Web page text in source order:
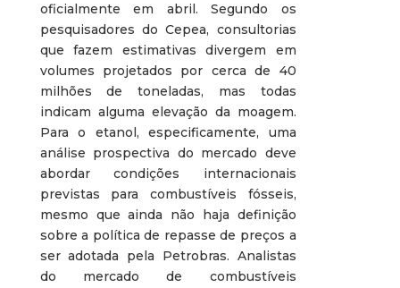
oficialmente em abril. Segundo os
pesquisadores do Cepea, consultorias
que fazem estimativas divergem em
volumes projetados por cerca de 40
milhões de toneladas, mas todas
indicam alguma elevação da moagem.
Para o etanol, especificamente, uma
análise prospectiva do mercado deve
abordar condições internacionais
previstas para combustíveis fósseis,
mesmo que ainda não haja definição
sobre a política de repasse de preços a
ser adotada pela Petrobras. Analistas
do mercado de combustíveis